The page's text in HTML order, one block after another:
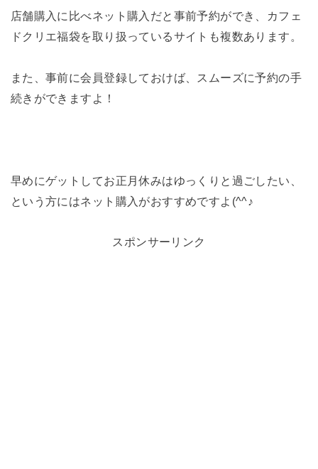
店舗購入に比べネット購入だと事前予約ができ、カフェ
ドクリエ福袋を取り扱っているサイトも複数あります。
また、事前に会員登録しておけば、スムーズに予約の手
続きができますよ！
早めにゲットしてお正月休みはゆっくりと過ごしたい、
という方にはネット購入がおすすめですよ(^^♪
スポンサーリンク